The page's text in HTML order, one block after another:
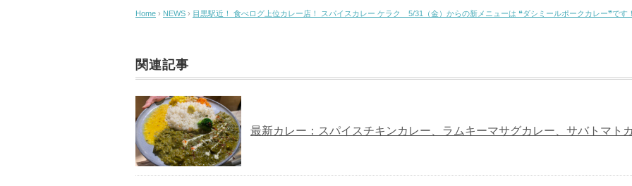
Home › NEWS › 目黒駅近！ 食べログ上位カレー店！ スパイスカレー ケラク 5/31（金）からの新メニューは ❝ダシミールポークカレー❞です！
関連記事
最新カレー：スパイスチキンカレー、ラムキーマサグカレー、サバトマト